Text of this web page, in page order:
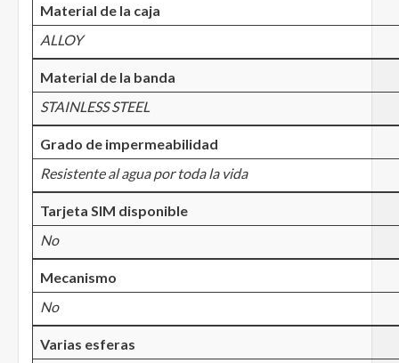
Material de la caja
ALLOY
Material de la banda
STAINLESS STEEL
Grado de impermeabilidad
Resistente al agua por toda la vida
Tarjeta SIM disponible
No
Mecanismo
No
Varias esferas